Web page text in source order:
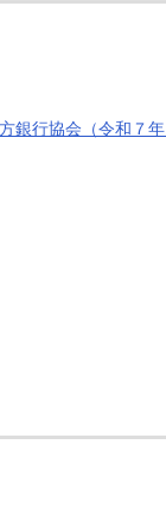
銀行協会（令和７年